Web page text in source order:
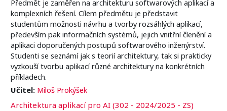
Předmět je zaměřen na architekturu softwarových aplikací a
komplexních řešení. Cílem předmětu je představit
studentům možnosti návrhu a tvorby rozsáhlých aplikací,
především pak informačních systémů, jejich vnitřní členění a
aplikaci doporučených postupů softwarového inženýrství.
Studenti se seznámí jak s teorií architektury, tak si prakticky
vyzkouší tvorbu aplikací různé architektury na konkrétních
příkladech.
Učitel: Miloš Prokýšek
Architektura aplikací pro AI (302 - 2024/2025 - ZS)